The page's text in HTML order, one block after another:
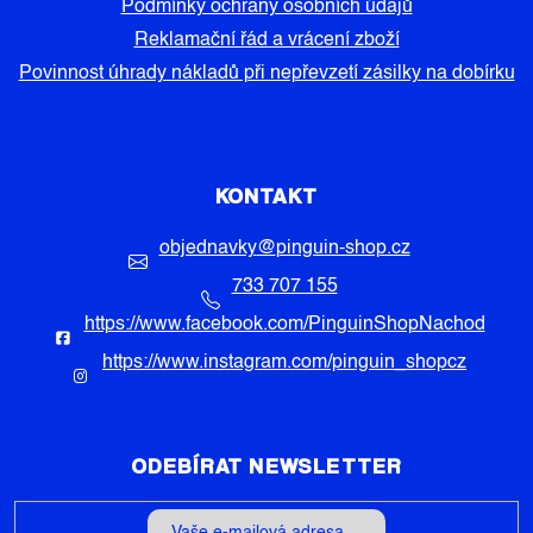
Podmínky ochrany osobních údajů
Reklamační řád a vrácení zboží
Povinnost úhrady nákladů při nepřevzetí zásilky na dobírku
KONTAKT
objednavky@pinguin-shop.cz
733 707 155
https://www.facebook.com/PinguinShopNachod
https://www.instagram.com/pinguin_shopcz
ODEBÍRAT NEWSLETTER